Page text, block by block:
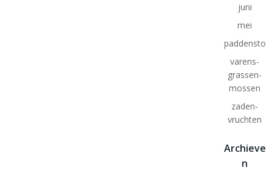
juni
mei
varens-
grassen-
mossen
zaden-
vruchten
Archieve
n